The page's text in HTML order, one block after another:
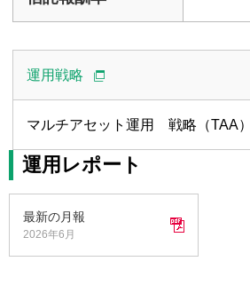
運用戦略
マルチアセット運用 戦略（TAA）
運用レポート
最新の月報
2026年6月